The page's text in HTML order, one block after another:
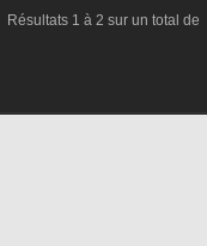
Résultats 1 à 2 sur un total de